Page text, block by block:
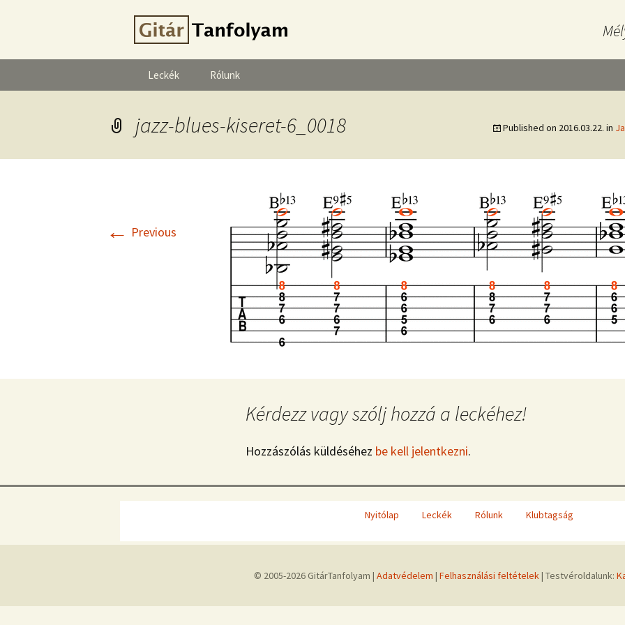
Leckék Rólunk
jazz-blues-kiseret-6_0018 Published on 2016.03.22. in
← Previous
Kérdezz vagy szólj hozzá a leckéhez!
Hozzászólás küldéséhez be kell jelentkezni.
Nyitólap Leckék Rólunk Klubtagság
© 2005-2026 GitárTanfolyam | Adatvédelem | Felhasználási feltételek| Testvéroldalunk: